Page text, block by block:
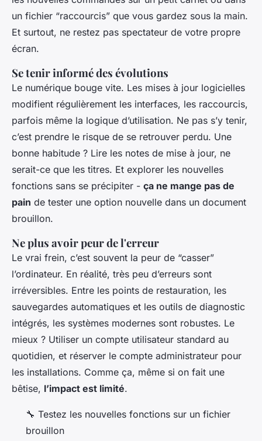
un fichier “raccourcis” que vous gardez sous la main.
Et surtout, ne restez pas spectateur de votre propre
écran.
Se tenir informé des évolutions
Le numérique bouge vite. Les mises à jour logicielles
modifient régulièrement les interfaces, les raccourcis,
parfois même la logique d’utilisation. Ne pas s’y tenir,
c’est prendre le risque de se retrouver perdu. Une
bonne habitude ? Lire les notes de mise à jour, ne
serait-ce que les titres. Et explorer les nouvelles
fonctions sans se précipiter - ça ne mange pas de
pain de tester une option nouvelle dans un document
brouillon.
Ne plus avoir peur de l'erreur
Le vrai frein, c’est souvent la peur de “casser”
l’ordinateur. En réalité, très peu d’erreurs sont
irréversibles. Entre les points de restauration, les
sauvegardes automatiques et les outils de diagnostic
intégrés, les systèmes modernes sont robustes. Le
mieux ? Utiliser un compte utilisateur standard au
quotidien, et réserver le compte administrateur pour
les installations. Comme ça, même si on fait une
bêtise, l’impact est limité.
🔧 Testez les nouvelles fonctions sur un fichier
brouillon